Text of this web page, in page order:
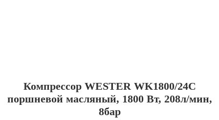
Компрессор WESTER WK1800/24C
поршневой масляный, 1800 Вт, 208л/мин,
8бар